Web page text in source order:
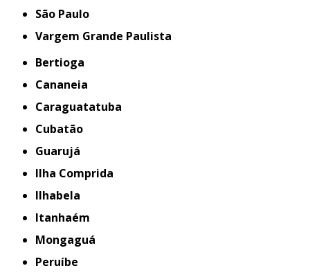
São Paulo
Vargem Grande Paulista
Bertioga
Cananeia
Caraguatatuba
Cubatão
Guarujá
Ilha Comprida
Ilhabela
Itanhaém
Mongaguá
Peruíbe